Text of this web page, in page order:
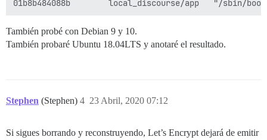
También probé con Debian 9 y 10.
También probaré Ubuntu 18.04LTS y anotaré el resultado.
Stephen (Stephen) 23 Abril, 2020 07:12
4
Si sigues borrando y reconstruyendo, Let’s Encrypt dejará de emitir